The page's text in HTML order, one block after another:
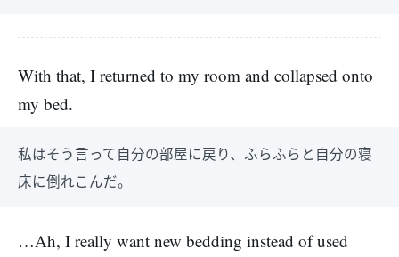
With that, I returned to my room and collapsed onto
my bed.
私はそう言って自分の部屋に戻り、ふらふらと自分の寝
床に倒れこんだ。
…Ah, I really want new bedding instead of used